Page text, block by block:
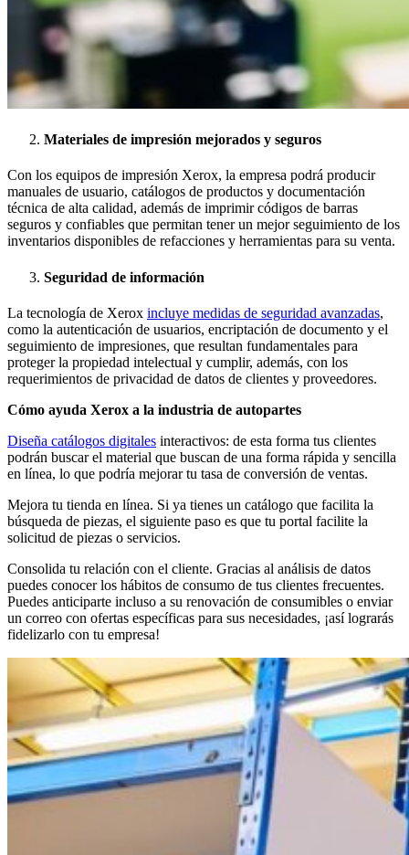
Materiales de impresión mejorados y seguros
Con los equipos de impresión Xerox, la empresa podrá producir
manuales de usuario, catálogos de productos y documentación
técnica de alta calidad, además de imprimir códigos de barras
seguros y confiables que permitan tener un mejor seguimiento de los
inventarios disponibles de refacciones y herramientas para su venta.
Seguridad de información
La tecnología de Xerox incluye medidas de seguridad avanzadas,
como la autenticación de usuarios, encriptación de documento y el
seguimiento de impresiones, que resultan fundamentales para
proteger la propiedad intelectual y cumplir, además, con los
requerimientos de privacidad de datos de clientes y proveedores.
Cómo ayuda Xerox a la industria de autopartes
Diseña catálogos digitales interactivos: de esta forma tus clientes
podrán buscar el material que buscan de una forma rápida y sencilla
en línea, lo que podría mejorar tu tasa de conversión de ventas.
Mejora tu tienda en línea. Si ya tienes un catálogo que facilita la
búsqueda de piezas, el siguiente paso es que tu portal facilite la
solicitud de piezas o servicios.
Consolida tu relación con el cliente. Gracias al análisis de datos
puedes conocer los hábitos de consumo de tus clientes frecuentes.
Puedes anticiparte incluso a su renovación de consumibles o enviar
un correo con ofertas específicas para sus necesidades, ¡así lograrás
fidelizarlo con tu empresa!